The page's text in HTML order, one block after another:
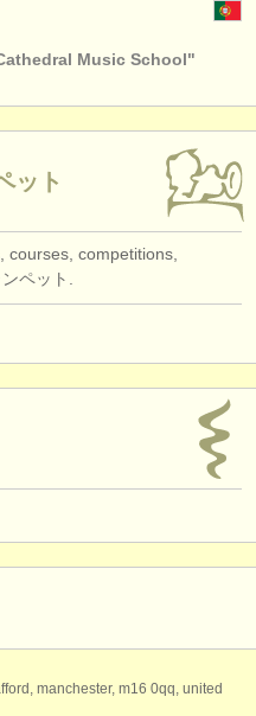
Music School"
ット
courses, competitions,
ペット.
manchester, m16 0qq, united